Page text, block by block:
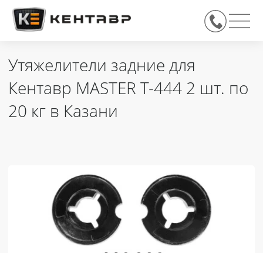
Утяжелители задние для
Кентавр MASTER T-444 2 шт. по
20 кг в Казани